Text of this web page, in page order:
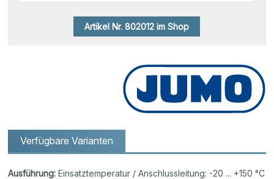
Artikel Nr. 802012 im Shop
Verfügbare Varianten
Ausführung: Einsatztemperatur / Anschlussleitung: -20 ... +150 °C